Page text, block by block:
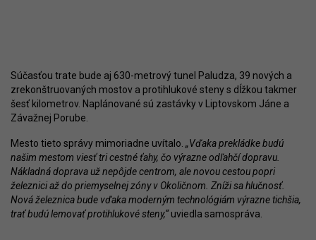
Súčasťou trate bude aj 630-metrový tunel Paludza, 39 nových a
zrekonštruovaných mostov a protihlukové steny s dĺžkou takmer
šesť kilometrov. Naplánované sú zastávky v Liptovskom Jáne a
Závažnej Porube.
Mesto tieto správy mimoriadne uvítalo. „Vďaka prekládke budú
našim mestom viesť tri cestné ťahy, čo výrazne odľahčí dopravu.
Nákladná doprava už nepôjde centrom, ale novou cestou popri
železnici až do priemyselnej zóny v Okoličnom. Zníži sa hlučnosť.
Nová železnica bude vďaka moderným technológiám výrazne tichšia,
trať budú lemovať protihlukové steny,“uviedla samospráva.